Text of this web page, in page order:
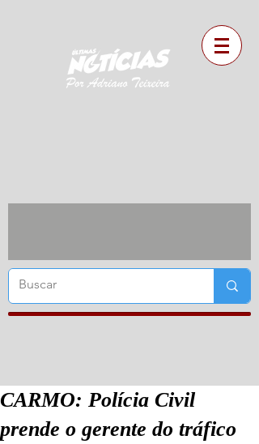
CARMO: Polícia Civil
prende o gerente do tráfico